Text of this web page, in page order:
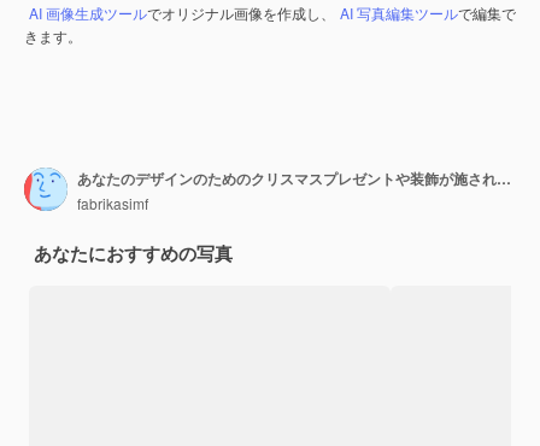
AI 画像生成ツールでオリジナル画像を作成し、 AI 写真編集ツールで編集で
きます。
あなたのデザインのためのクリスマスプレゼントや装飾が施された木製の背景コピースペース
fabrikasimf
あなたにおすすめの写真